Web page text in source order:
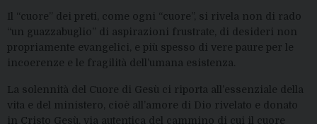
I “cuore dei preti , come ogni “cuore”, si rivela non di rado
“un guazzabuglio” di aspirazioni frustrate, di desideri non
propriamente evangelici, e più spesso di vere paure per le
incoerenze e le fragilità dell ’umana esistenza
La solennità del Cuore di Gesù ci riporta all’essenziale della
vita e del ministero, cioè a ll’amore di Dio rivelato e donato
in Cristo Gesù , via autentica del cammino di cui il cuore